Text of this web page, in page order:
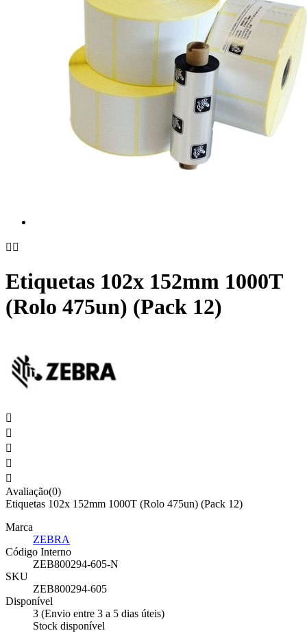
 
Etiquetas 102x 152mm 1000T
(Rolo 475un) (Pack 12)





Avaliação(0)
Etiquetas 102x 152mm 1000T (Rolo 475un) (Pack 12)
Marca
ZEBRA
Código Interno
ZEB800294-605-N
SKU
ZEB800294-605
Disponível
3 (Envio entre 3 a 5 dias úteis)
Stock disponível